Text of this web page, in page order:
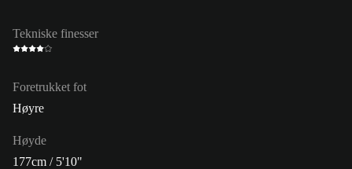
Tekniske finesser
Foretrukket fot
Høyre
Høyde
177cm / 5'10"